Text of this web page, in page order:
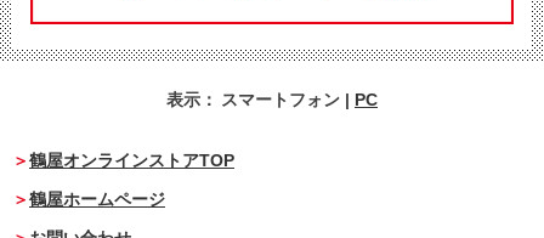
表示： スマートフォン | PC
鶴屋オンラインストアTOP
鶴屋ホームページ